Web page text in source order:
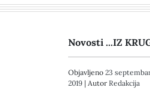
content
Novosti ...IZ
Objavljeno 23
2019 | Autor Redakcija